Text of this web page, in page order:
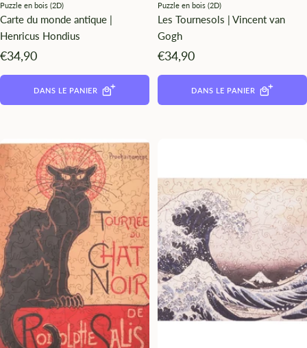
Puzzle en bois (2D)
Carte du monde antique |
Henricus Hondius
Angebotspreis
€34,90
DANS LE PANIER
Puzzle en bois (2D)
Les Tournesols | Vincent van
Gogh
Angebotspreis
€34,90
DANS LE PANIER